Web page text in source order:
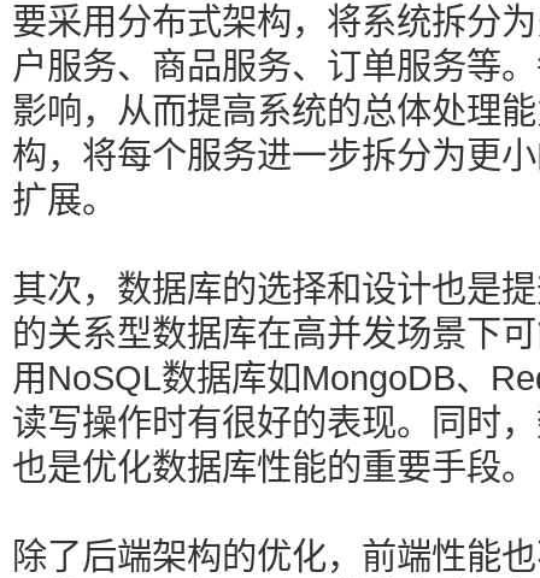
要采用分布式架构，将系统拆分
户服务、商品服务、订单服务等
影响，从而提高系统的总体处理
构，将每个服务进一步拆分为更
扩展。
其次，数据库的选择和设计也是
的关系型数据库在高并发场景下
用NoSQL数据库如MongoDB、
读写操作时有很好的表现。同时
也是优化数据库性能的重要手段。
除了后端架构的优化，前端性能